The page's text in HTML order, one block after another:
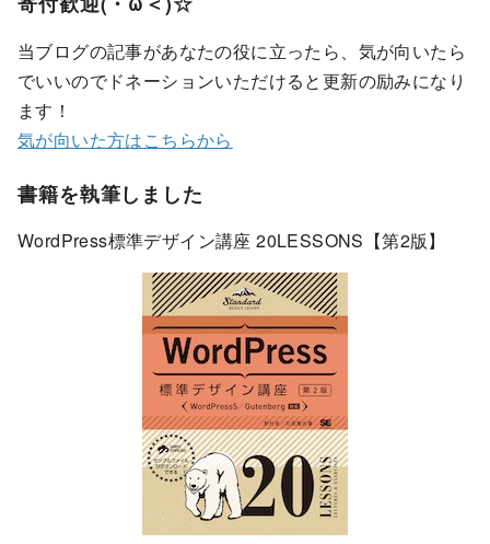
当ブログの記事があなたの役に立ったら、気が向いたら
でいいのでドネーションいただけると更新の励みになり
ます！
気が向いた方はこちらから
書籍を執筆しました
WordPress標準デザイン講座 20LESSONS【第2版】